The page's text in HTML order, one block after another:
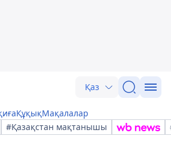
Қаз
ҚұқықМақалалар
#Қазақстан мақтанышы